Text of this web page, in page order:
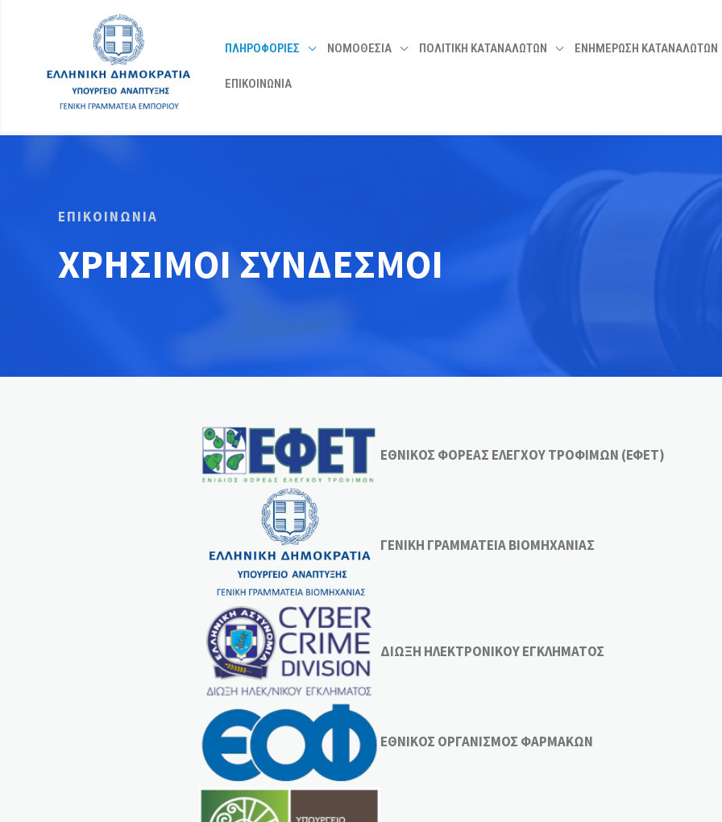
ΠΛΗΡΟΦΟΡΙΕΣ ΝΟΜΟΘΕΣΙΑ ΠΟΛΙΤΙΚΗ ΚΑΤΑΝΑΛΩΤΩΝ ΕΝΗΜΕΡΩΣΗ ΚΑΤΑΝΑΛΩΤΩΝ
ΕΠΙΚΟΙΝΩΝΙΑ
ΕΠΙΚΟΙΝΩΝΙΑ
ΧΡΗΣΙΜΟΙ ΣΥΝΔΕΣΜΟΙ
ΕΘΝΙΚΟΣ ΦΟΡΕΑΣ ΕΛΕΓΧΟΥ ΤΡΟΦΙΜΩΝ (ΕΦΕΤ)
ΓΕΝΙΚΗ ΓΡΑΜΜΑΤΕΙΑ ΒΙΟΜΗΧΑΝΙΑΣ
ΔΙΩΞΗ ΗΛΕΚΤΡΟΝΙΚΟΥ ΕΓΚΛΗΜΑΤΟΣ
ΕΘΝΙΚΟΣ ΟΡΓΑΝΙΣΜΟΣ ΦΑΡΜΑΚΩΝ